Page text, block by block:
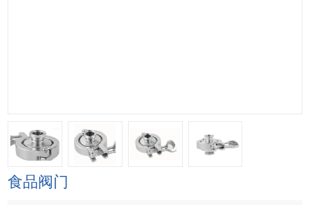
食品阀门